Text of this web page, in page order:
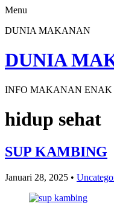
Menu
DUNIA MAKANAN
DUNIA
INFO MAKANAN ENAK
hidup sehat
SUP KAMBING
Januari 28, 2025 •